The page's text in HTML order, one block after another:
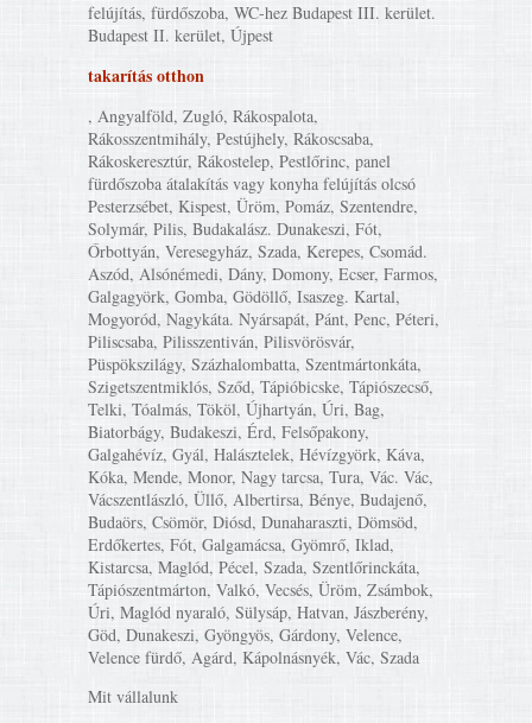
felújítás, fürdőszoba, WC-hez Budapest III. kerület.
Budapest II. kerület, Újpest
takarítás otthon
, Angyalföld, Zugló, Rákospalota,
Rákosszentmihály, Pestújhely, Rákoscsaba,
Rákoskeresztúr, Rákostelep, Pestlőrinc, panel
fürdőszoba átalakítás vagy konyha felújítás olcsó
Pesterzsébet, Kispest, Üröm, Pomáz, Szentendre,
Solymár, Pilis, Budakalász. Dunakeszi, Fót,
Őrbottyán, Veresegyház, Szada, Kerepes, Csomád.
Aszód, Alsónémedi, Dány, Domony, Ecser, Farmos,
Galgagyörk, Gomba, Gödöllő, Isaszeg. Kartal,
Mogyoród, Nagykáta. Nyársapát, Pánt, Penc, Péteri,
Piliscsaba, Pilisszentiván, Pilisvörösvár,
Püspökszilágy, Százhalombatta, Szentmártonkáta,
Szigetszentmiklós, Sződ, Tápióbicske, Tápiószecső,
Telki, Tóalmás, Tököl, Újhartyán, Úri, Bag,
Biatorbágy, Budakeszi, Érd, Felsőpakony,
Galgahévíz, Gyál, Halásztelek, Hévízgyörk, Káva,
Kóka, Mende, Monor, Nagy tarcsa, Tura, Vác. Vác,
Vácszentlászló, Üllő, Albertirsa, Bénye, Budajenő,
Budaörs, Csömör, Diósd, Dunaharaszti, Dömsöd,
Erdőkertes, Fót, Galgamácsa, Gyömrő, Iklad,
Kistarcsa, Maglód, Pécel, Szada, Szentlőrinckáta,
Tápiószentmárton, Valkó, Vecsés, Üröm, Zsámbok,
Úri, Maglód nyaraló, Sülysáp, Hatvan, Jászberény,
Göd, Dunakeszi, Gyöngyös, Gárdony, Velence,
Velence fürdő, Agárd, Kápolnásnyék, Vác, Szada
Mit vállalunk